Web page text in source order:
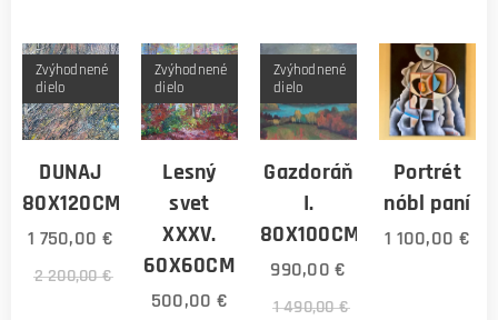
DUNAJ
80X120CM
Zvýhodnené
dielo
1 750,00 €
2 200,00€
Lesný
svet
XXXV.
60X60CM
Zvýhodnené
dielo
500,00 €
Gazdoráň
I.
80X100CM
Zvýhodnené
dielo
990,00 €
1 490,00€
Portrét
nóbl paní
1 100,00 €